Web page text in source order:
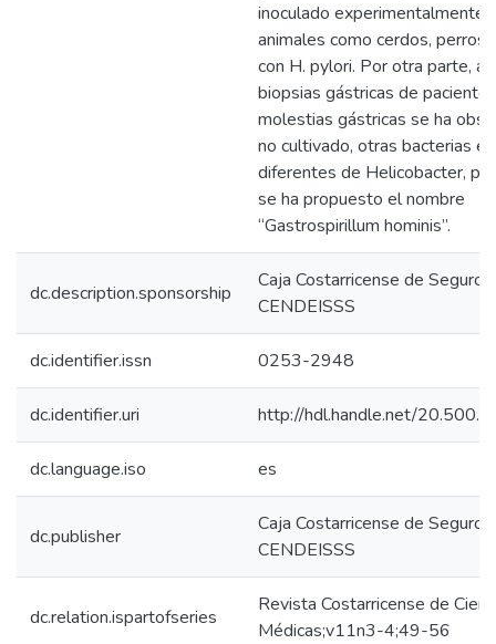
inoculado experimentalmente
animales como cerdos, perros
con H. pylori. Por otra parte, a
biopsias gástricas de
molestias gástricas se ha
no cultivado, otras bacterias
diferentes de Helicobacter,
se ha propuesto el nombre
“Gastrospirillum hominis”.
dc.description.sponsorship
Caja Costarricense de Seguro
CENDEISSS
dc.identifier.issn 0253-2948
dc.identifier.uri http://hdl.handle.net/
dc.language.iso es
dc.publisher
Caja Costarricense de Seguro
CENDEISSS
dc.relation.ispartofseries
Revista Costarricense de
Médicas;v11n3-4;49-56